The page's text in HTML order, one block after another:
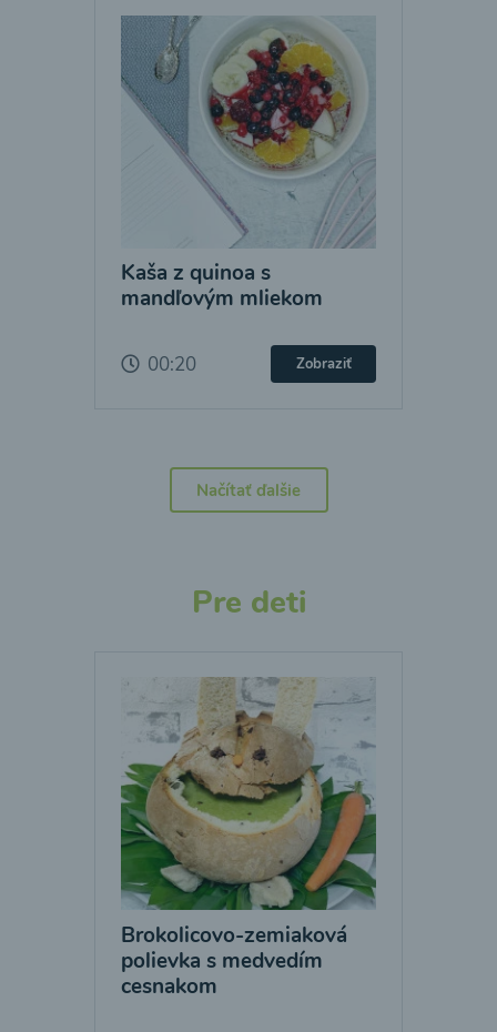
Kaša z quinoa s
mandľovým mliekom
00:20 Zobraziť
Načítať ďalšie
Pre deti
Brokolicovo-zemiaková
polievka s medvedím
cesnakom